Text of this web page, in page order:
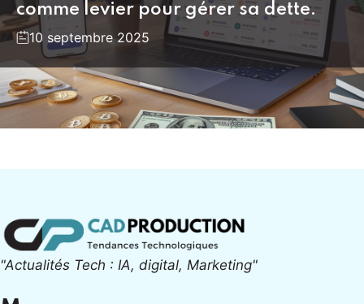
comme levier pour gérer sa dette.
10 septembre 2025
"Actualités Tech : IA, digital, Marketing"